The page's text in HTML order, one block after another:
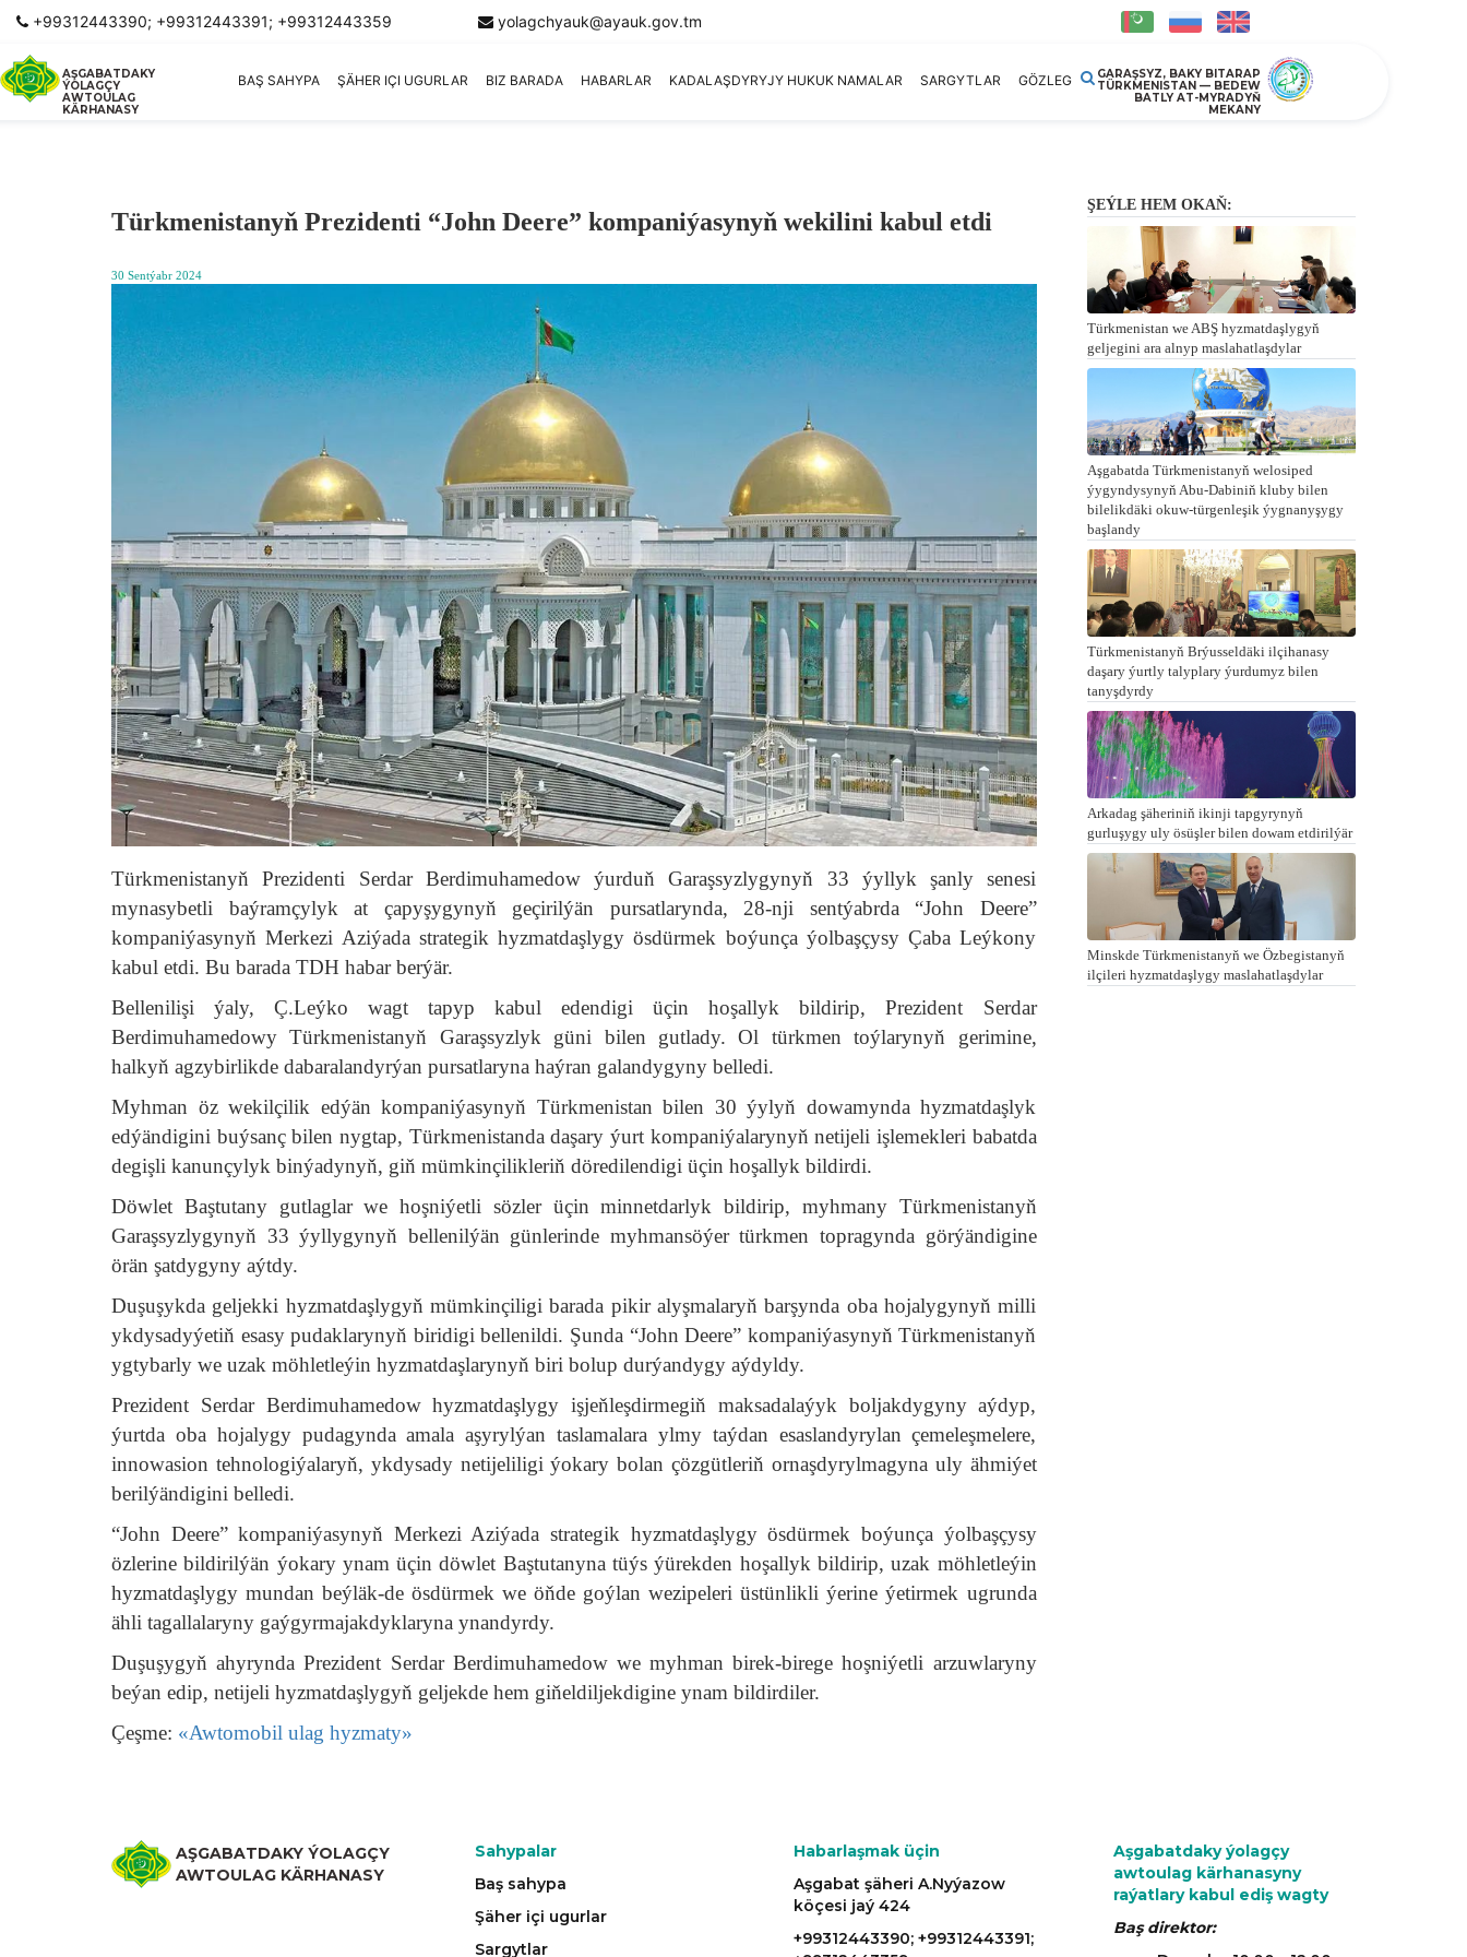
+99312443390; +99312443391; +99312443359 yolagchyauk@ayauk.gov.tm
AŞGABATDAKY
ÝOLAGÇY
AWTOULAG
KÄRHANASY
BAŞ SAHYPA ŞÄHER IÇI UGURLAR BIZ BARADA HABARLAR KADALAŞDYRYJY HUKUK NAMALAR SARGYTLAR GÖZLEG
GARAŞSYZ, BAKY BITARAP
TÜRKMENISTAN — BEDEW
BATLY AT-MYRADYŇ
MEKANY
Türkmenistanyň Prezidenti “John Deere” kompaniýasynyň wekilini kabul etdi
30 Sentýabr 2024
Türkmenistanyň Prezidenti Serdar Berdimuhamedow ýurduň Garaşsyzlygynyň 33 ýyllyk şanly senesi
mynasybetli baýramçylyk at çapyşygynyň geçirilýän pursatlarynda, 28-nji sentýabrda “John Deere”
kompaniýasynyň Merkezi Aziýada strategik hyzmatdaşlygy ösdürmek boýunça ýolbaşçysy Çaba Leýkony
kabul etdi. Bu barada TDH habar berýär.
Bellenilişi ýaly, Ç.Leýko wagt tapyp kabul edendigi üçin hoşallyk bildirip, Prezident Serdar
Berdimuhamedowy Türkmenistanyň Garaşsyzlyk güni bilen gutlady. Ol türkmen toýlarynyň gerimine,
halkyň agzybirlikde dabaralandyrýan pursatlaryna haýran galandygyny belledi.
Myhman öz wekilçilik edýän kompaniýasynyň Türkmenistan bilen 30 ýylyň dowamynda hyzmatdaşlyk
edýändigini buýsanç bilen nygtap, Türkmenistanda daşary ýurt kompaniýalarynyň netijeli işlemekleri babatda
degişli kanunçylyk binýadynyň, giň mümkinçilikleriň döredilendigi üçin hoşallyk bildirdi.
Döwlet Baştutany gutlaglar we hoşniýetli sözler üçin minnetdarlyk bildirip, myhmany Türkmenistanyň
Garaşsyzlygynyň 33 ýyllygynyň bellenilýän günlerinde myhmansöýer türkmen topragynda görýändigine
örän şatdygyny aýtdy.
Duşuşykda geljekki hyzmatdaşlygyň mümkinçiligi barada pikir alyşmalaryň barşynda oba hojalygynyň milli
ykdysadyýetiň esasy pudaklarynyň biridigi bellenildi. Şunda “John Deere” kompaniýasynyň Türkmenistanyň
ygtybarly we uzak möhletleýin hyzmatdaşlarynyň biri bolup durýandygy aýdyldy.
Prezident Serdar Berdimuhamedow hyzmatdaşlygy işjeňleşdirmegiň maksadalaýyk boljakdygyny aýdyp,
ýurtda oba hojalygy pudagynda amala aşyrylýan taslamalara ylmy taýdan esaslandyrylan çemeleşmelere,
innowasion tehnologiýalaryň, ykdysady netijeliligi ýokary bolan çözgütleriň ornaşdyrylmagyna uly ähmiýet
berilýändigini belledi.
“John Deere” kompaniýasynyň Merkezi Aziýada strategik hyzmatdaşlygy ösdürmek boýunça ýolbaşçysy
özlerine bildirilýän ýokary ynam üçin döwlet Baştutanyna tüýs ýürekden hoşallyk bildirip, uzak möhletleýin
hyzmatdaşlygy mundan beýläk-de ösdürmek we öňde goýlan wezipeleri üstünlikli ýerine ýetirmek ugrunda
ähli tagallalaryny gaýgyrmajakdyklaryna ynandyrdy.
Duşuşygyň ahyrynda Prezident Serdar Berdimuhamedow we myhman birek-birege hoşniýetli arzuwlaryny
beýan edip, netijeli hyzmatdaşlygyň geljekde hem giňeldiljekdigine ynam bildirdiler.
Çeşme: «Awtomobil ulag hyzmaty»
ŞEÝLE HEM OKAŇ:
Türkmenistan we ABŞ hyzmatdaşlygyň
geljegini ara alnyp maslahatlaşdylar
Aşgabatda Türkmenistanyň welosiped
ýygyndysynyň Abu-Dabiniň kluby bilen
bilelikdäki okuw-türgenleşik ýygnanyşygy
başlandy
Türkmenistanyň Brýusseldäki ilçihanasy
daşary ýurtly talyplary ýurdumyz bilen
tanyşdyrdy
Arkadag şäheriniň ikinji tapgyrynyň
gurluşygy uly ösüşler bilen dowam etdirilýär
Minskde Türkmenistanyň we Özbegistanyň
ilçileri hyzmatdaşlygy maslahatlaşdylar
AŞGABATDAKY ÝOLAGÇY
AWTOULAG KÄRHANASY
Sahypalar
Baş sahypa
Şäher içi ugurlar
Sargytlar
Habarlaşmak üçin
Aşgabat şäheri A.Nyýazow
köçesi jaý 424
+99312443390; +99312443391;
Aşgabatdaky ýolagçy
awtoulag kärhanasyny
raýatlary kabul ediş wagty
Baş direktor: